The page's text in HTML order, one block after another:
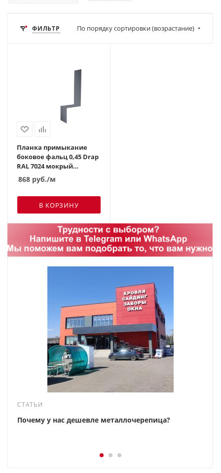
ФИЛЬТР По порядку сортировки (возрастание)
Планка примыкание
боковое фальц 0,45 Drap
RAL 7024 мокрый
асфальт
868 руб./м
В КОРЗИНУ
СТАТЬИ
Почему у нас дешевле металлочерепица?